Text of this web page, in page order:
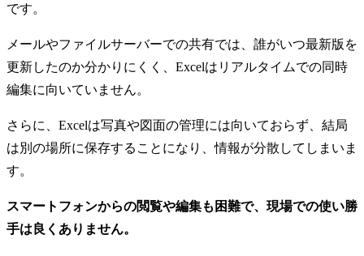
です。
メールやファイルサーバーでの共有では、誰がいつ最新版を
更新したのか分かりにくく、Excelはリアルタイムでの同時
編集に向いていません。
さらに、Excelは写真や図面の管理には向いておらず、結局
は別の場所に保存することになり、情報が分散してしまいま
す。
スマートフォンからの閲覧や編集も困難で、現場での使い勝
手は良くありません。